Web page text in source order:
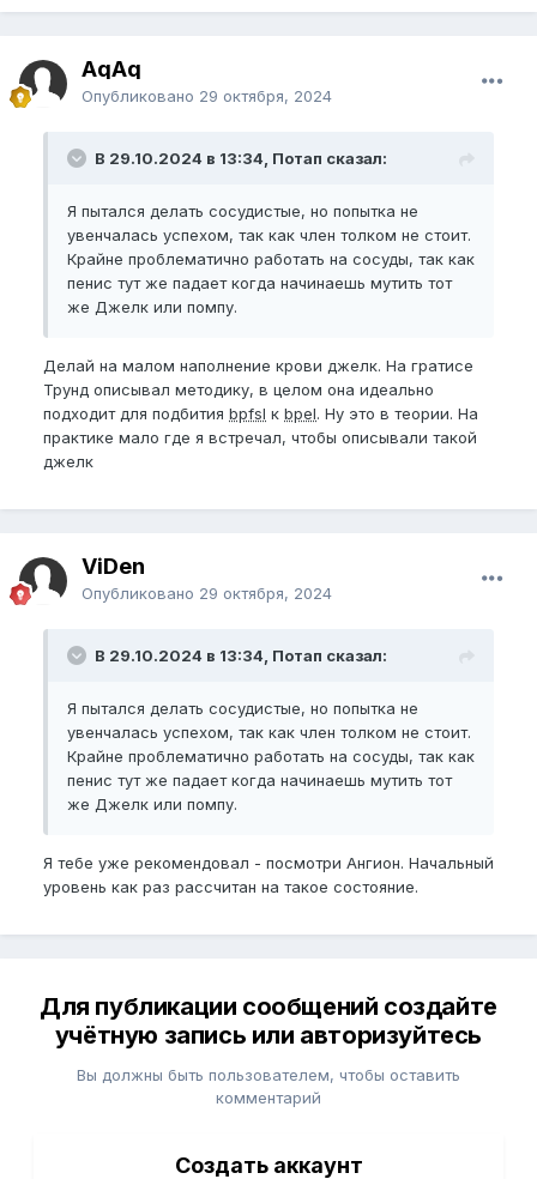
AqAq
Опубликовано 29 октября, 2024
В 29.10.2024 в 13:34, Потап сказал:
Я пытался делать сосудистые, но попытка не
увенчалась успехом, так как член толком не стоит.
Крайне проблематично работать на сосуды, так как
пенис тут же падает когда начинаешь мутить тот
же Джелк или помпу.
Делай на малом наполнение крови джелк. На гратисе
Трунд описывал методику, в целом она идеально
подходит для подбития bpfsl к bpel. Ну это в теории. На
практике мало где я встречал, чтобы описывали такой
джелк
ViDen
Опубликовано 29 октября, 2024
В 29.10.2024 в 13:34, Потап сказал:
Я пытался делать сосудистые, но попытка не
увенчалась успехом, так как член толком не стоит.
Крайне проблематично работать на сосуды, так как
пенис тут же падает когда начинаешь мутить тот
же Джелк или помпу.
Я тебе уже рекомендовал - посмотри Ангион. Начальный
уровень как раз рассчитан на такое состояние.
Для публикации сообщений создайте
учётную запись или авторизуйтесь
Вы должны быть пользователем, чтобы оставить
комментарий
Создать аккаунт